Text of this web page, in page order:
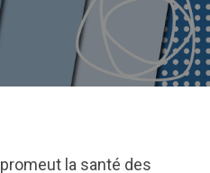
promeut la santé des